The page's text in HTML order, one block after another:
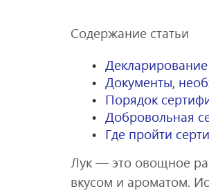
Содержание статьи
Декларирование
Документы,
Порядок
Добровольная
Где пройти
Лук — это овощное
вкусом и ароматом.